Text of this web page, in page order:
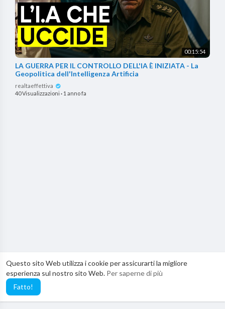
Questo sito Web utilizza i cookie per assicurarti la migliore
esperienza sul nostro sito Web. Per saperne di più
Fatto!
00:15:54
LA GUERRA PER IL CONTROLLO DELL'IA È INIZIATA - La
Geopolitica dell'Intelligenza Artificia
realtaeffettiva
40 Visualizzazioni · 1 anno fa